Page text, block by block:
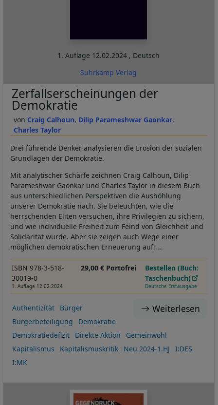
1. Auflage 12.02.2024 , Deutsch
Suhrkamp Verlag
Craig Calhoun Dilip Parameshwar Gaonkar
Charles Taylor
Zerfallserscheinungen der
Demokratie
Drei führende Denker analysieren die Erosion der sozialen
Grundlagen der Demokratie.
Mit analytischer Schärfe zeichnen Craig Calhoun, Dilip
Parameshwar Gaonkar und Charles Taylor in diesem Buch
aus unterschiedlichen Perspektiven die Aushöhlung
unserer Demokratie nach. Sie beleuchten, wie die
herrschenden Eliten versuchen, ihre Privilegien zu sichern,
und wie individuelle Freiheit zum Feind von Gleichheit und
Solidarität wurde. Aber sie zeigen auch Wege einer
möglichen demokratischen Erneuerung auf: ...
ISBN 978-3-518-
30019-0
1. Auflage 12.02.2024
29,00 € Portofrei
Bestellen (Buch:
Taschenbuch)
Deutsche Erstausgabe
Weiterlesen
Authentizität
Bürger
Bürgerbeteiligung
Demokratie
Demokratiedefizit
Direkte Aktion
Gemeinwohl
Kapitalismus
Kapitalismuskritik Neu 2024-1.HJ
I:DES
I:MK